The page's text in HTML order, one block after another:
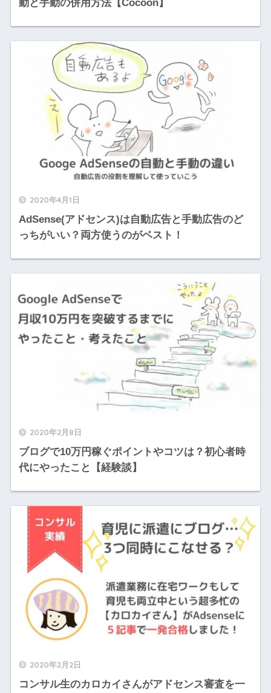
動と手動の併用方法【Cocoon】
2020年4月1日
AdSense(アドセンス)は自動広告と手動広告のど
っちがいい？両方使うのがベスト！
2020年2月8日
ブログで10万円稼ぐポイントやコツは？初心者時
代にやったこと【経験談】
2020年2月2日
コンサル生のカロカイさんがアドセンス審査を一